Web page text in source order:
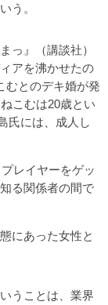
う。
っ』（講談社）
アを沸かせたの
むとのデキ婚が発
こむは20歳とい
氏には、成人し
レイヤーをゲッ
る関係者の間で
にあった女性と
うことは、業界